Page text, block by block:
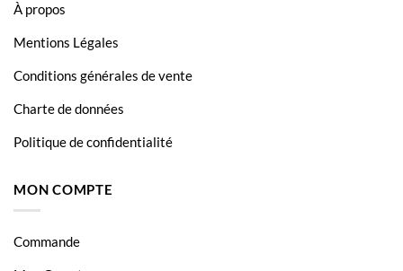
À propos
Mentions Légales
Conditions générales de vente
Charte de données
Politique de confidentialité
MON COMPTE
Commande